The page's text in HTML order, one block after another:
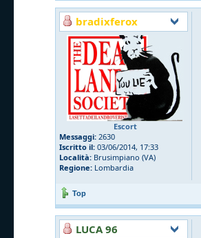
bradixferox
Escort
Messaggi: 2630
Iscritto il: 03/06/2014, 17:33
Località: Brusimpiano (VA)
Regione: Lombardia
Top
LUCA 96